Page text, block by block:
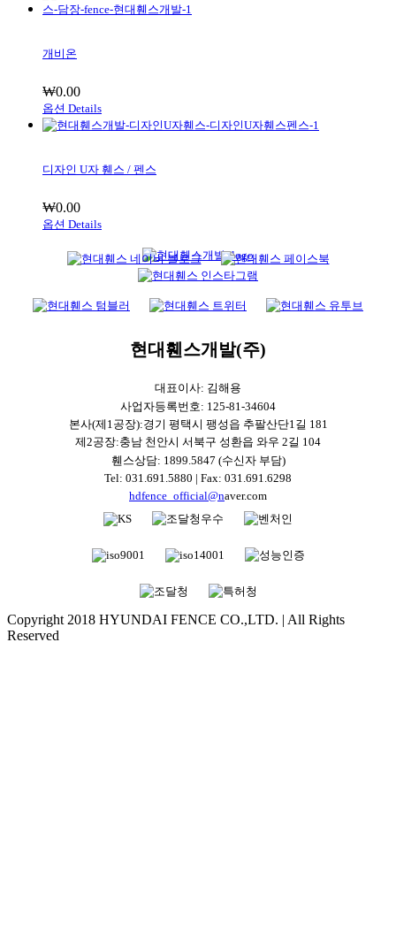
개비온
₩0.00
옵션 Details
디자인 U자 휀스 / 펜스
₩0.00
옵션 Details
현대휀스개발(주)
대표이사: 김해용
사업자등록번호: 125-81-34604
본사(제1공장):경기 평택시 팽성읍 추팔산단1길 181
제2공장:충남 천안시 서북구 성환읍 와우 2길 104
휀스상담: 1899.5847 (수신자 부담)
Tel: 031.691.5880 | Fax: 031.691.6298
hdfence_official@naver.com
Copyright 2018 HYUNDAI FENCE CO.,LTD. | All Rights
Reserved